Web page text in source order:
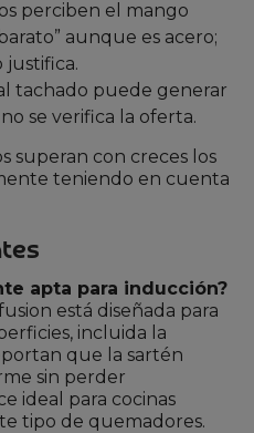
perciben el mango
aunque es acero;
justifica.
tachado puede generar
se verifica la oferta.
superan con creces los
teniendo en cuenta
apta para inducción?
está diseñada para
incluida la
que la sartén
sin perder
ideal para cocinas
tipo de quemadores.